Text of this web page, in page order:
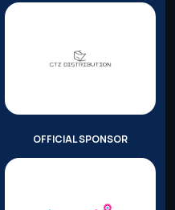
OFFICIAL SPONSOR